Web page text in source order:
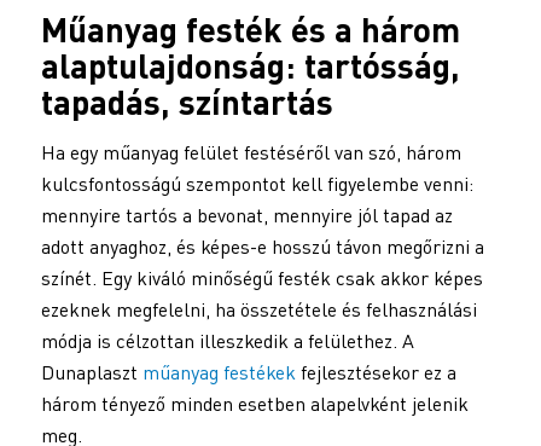
Műanyag festék és a három
alaptulajdonság: tartósság,
tapadás, színtartás
Ha egy műanyag felület festéséről van szó, három
kulcsfontosságú szempontot kell figyelembe venni:
mennyire tartós a bevonat, mennyire jól tapad az
adott anyaghoz, és képes-e hosszú távon megőrizni a
színét. Egy kiváló minőségű festék csak akkor képes
ezeknek megfelelni, ha összetétele és felhasználási
módja is célzottan illeszkedik a felülethez. A
Dunaplaszt műanyag festékek fejlesztésekor ez a
három tényező minden esetben alapelvként jelenik
meg.